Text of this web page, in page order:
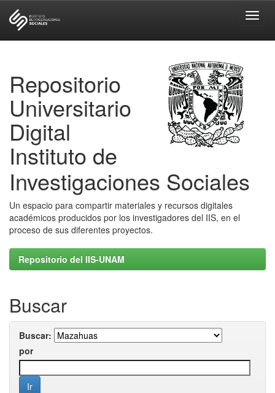
Repositorio
Universitario
Digital
Instituto de
Investigaciones Sociales
Un espacio para compartir materiales y recursos digitales
académicos producidos por los investigadores del IIS, en el
proceso de sus diferentes proyectos.
Repositorio del IIS-UNAM
Buscar
Buscar:
por